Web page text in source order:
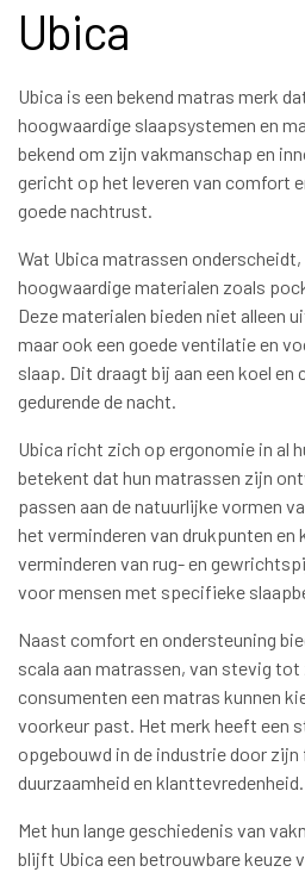
Ubica
Ubica is een bekend matras merk
hoogwaardige slaapsystemen en
bekend om zijn vakmanschap en
gericht op het leveren van comfort
goede nachtrust.
Wat Ubica matrassen onderscheidt,
hoogwaardige materialen zoals
Deze materialen bieden niet alleen
maar ook een goede ventilatie en
slaap. Dit draagt bij aan een koel
gedurende de nacht.
Ubica richt zich op ergonomie in al
betekent dat hun matrassen zijn
passen aan de natuurlijke vormen
het verminderen van drukpunten en
verminderen van rug- en
voor mensen met specifieke
Naast comfort en ondersteuning
scala aan matrassen, van stevig
consumenten een matras kunnen
voorkeur past. Het merk heeft een
opgebouwd in de industrie door
duurzaamheid en klanttevredenheid.
Met hun lange geschiedenis van
blijft Ubica een betrouwbare keuze